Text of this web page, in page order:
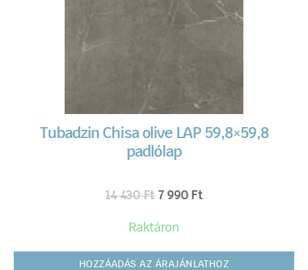
Tubadzin Chisa olive LAP 59,8×59,8
padlólap
14 430Ft 7 990 Ft
Raktáron
HOZZÁADÁS AZ ÁRAJÁNLATHOZ